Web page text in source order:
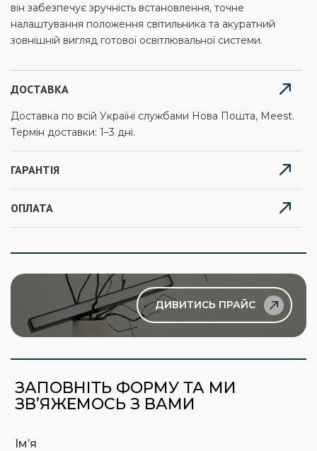
він забезпечує зручність встановлення, точне
налаштування положення світильника та акуратний
зовнішній вигляд готової освітлювальної системи.
ДОСТАВКА
Доставка по всій Україні службами Нова Пошта, Meest.
Термін доставки: 1–3 дні.
ГАРАНТІЯ
ОПЛАТА
ДИВИТИСЬ ПРАЙС
ЗАПОВНІТЬ ФОРМУ ТА МИ
ЗВ’ЯЖЕМОСЬ З ВАМИ
Ім’я